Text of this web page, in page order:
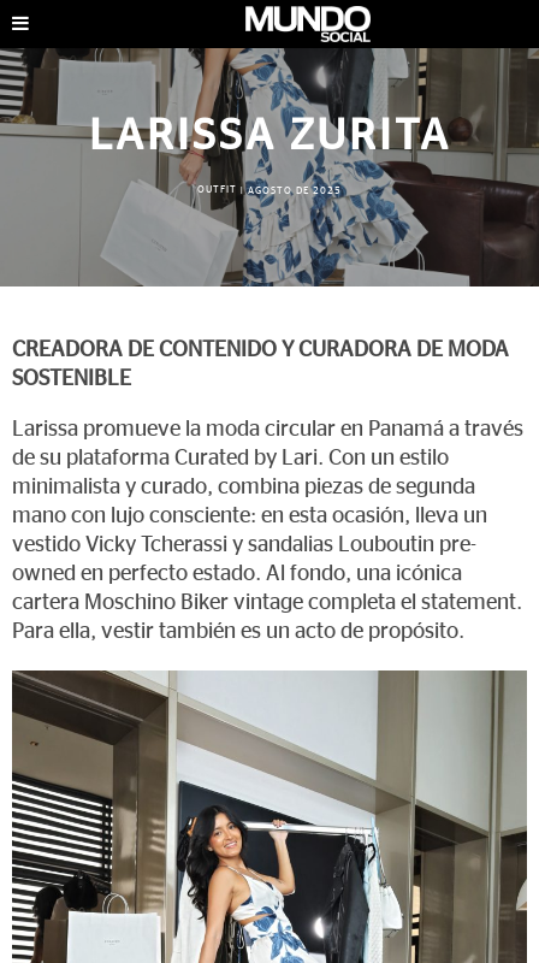
LARISSA ZURITA
OUTFIT |AGOSTO DE 2025
CREADORA DE CONTENIDO Y CURADORA DE MODA
SOSTENIBLE
Larissa promueve la moda circular en Panamá a través
de su plataforma Curated by Lari. Con un estilo
minimalista y curado, combina piezas de segunda
mano con lujo consciente: en esta ocasión, lleva un
vestido Vicky Tcherassi y sandalias Louboutin pre-
owned en perfecto estado. Al fondo, una icónica
cartera Moschino Biker vintage completa el statement.
Para ella, vestir también es un acto de propósito.